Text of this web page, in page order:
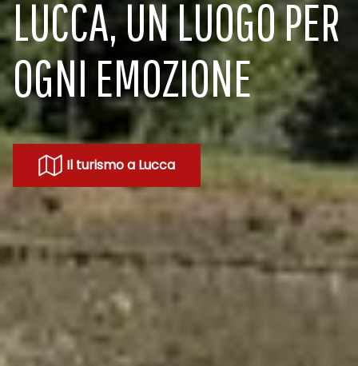
LUCCA, UN LUOGO PER
OGNI EMOZIONE
Il turismo a Lucca